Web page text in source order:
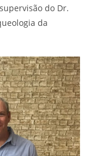
do Dr.
da